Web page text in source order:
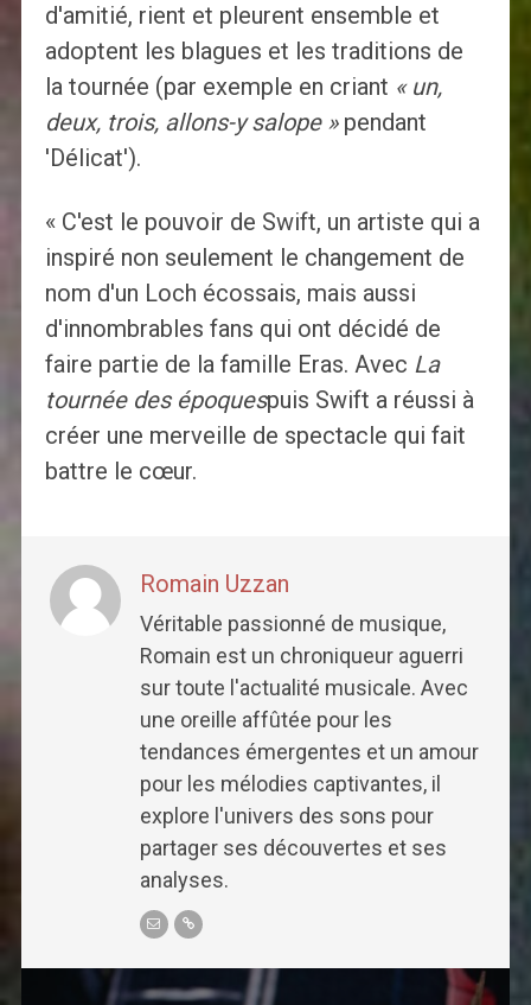
d'amitié, rient et pleurent ensemble et
adoptent les blagues et les traditions de
la tournée (par exemple en criant « un,
deux, trois, allons-y salope » pendant
'Délicat').
« C'est le pouvoir de Swift, un artiste qui a
inspiré non seulement le changement de
nom d'un Loch écossais, mais aussi
d'innombrables fans qui ont décidé de
faire partie de la famille Eras. Avec La
tournée des époquespuis Swift a réussi à
créer une merveille de spectacle qui fait
battre le cœur.
Romain Uzzan
Véritable passionné de musique,
Romain est un chroniqueur aguerri
sur toute l'actualité musicale. Avec
une oreille affûtée pour les
tendances émergentes et un amour
pour les mélodies captivantes, il
explore l'univers des sons pour
partager ses découvertes et ses
analyses.